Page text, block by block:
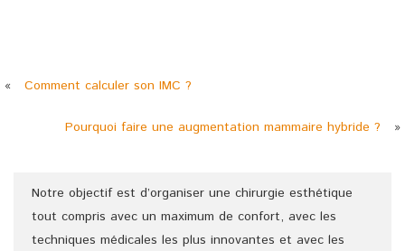
« Comment calculer son IMC ?
Pourquoi faire une augmentation mammaire hybride ? »
Notre objectif est d’organiser une chirurgie esthétique
tout compris avec un maximum de confort, avec les
techniques médicales les plus innovantes et avec les